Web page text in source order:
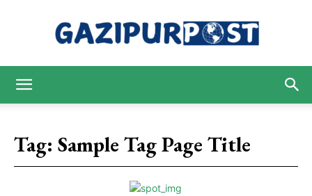
Post
Tag: Sample Tag Page Title